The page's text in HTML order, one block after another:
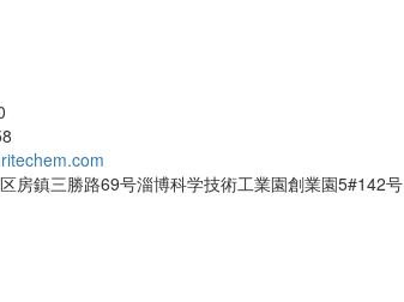
房鎮三勝路69号淄博科学技術工業園創業園5#142号